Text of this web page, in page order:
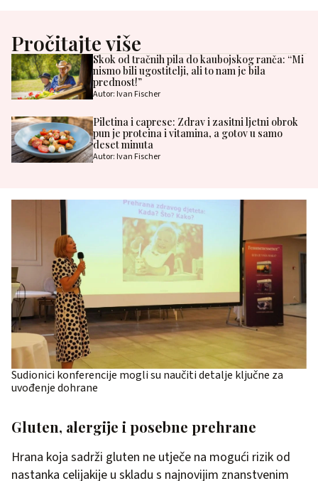
Pročitajte više
Skok od tračnih pila do kaubojskog ranča: “Mi
nismo bili ugostitelji, ali to nam je bila
prednost!”
Autor: Ivan Fischer
Piletina i caprese: Zdrav i zasitni ljetni obrok
pun je proteina i vitamina, a gotov u samo
deset minuta
Autor: Ivan Fischer
Sudionici konferencije mogli su naučiti detalje ključne za
uvođenje dohrane
Gluten, alergije i posebne prehrane
Hrana koja sadrži gluten ne utječe na mogući rizik od
nastanka celijakije u skladu s najnovijim znanstvenim